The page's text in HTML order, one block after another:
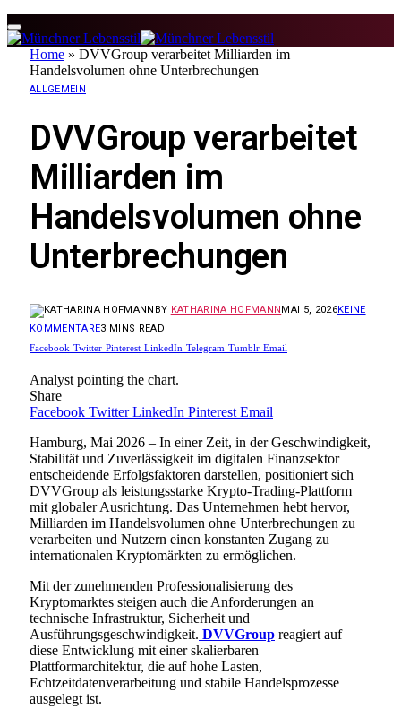
Home » DVVGroup verarbeitet Milliarden im
Handelsvolumen ohne Unterbrechungen
ALLGEMEIN
DVVGroup verarbeitet
Milliarden im
Handelsvolumen ohne
Unterbrechungen
BY KATHARINA HOFMANNMAI 5, 2026KEINE
KOMMENTARE3 MINS READ
Facebook Twitter Pinterest LinkedIn Telegram Tumblr Email
Analyst pointing the chart.
Share
Facebook Twitter LinkedIn Pinterest Email
Hamburg, Mai 2026 – In einer Zeit, in der Geschwindigkeit,
Stabilität und Zuverlässigkeit im digitalen Finanzsektor
entscheidende Erfolgsfaktoren darstellen, positioniert sich
DVVGroup als leistungsstarke Krypto-Trading-Plattform
mit globaler Ausrichtung. Das Unternehmen hebt hervor,
Milliarden im Handelsvolumen ohne Unterbrechungen zu
verarbeiten und Nutzern einen konstanten Zugang zu
internationalen Kryptomärkten zu ermöglichen.
Mit der zunehmenden Professionalisierung des
Kryptomarktes steigen auch die Anforderungen an
technische Infrastruktur, Sicherheit und
Ausführungsgeschwindigkeit. DVVGroup reagiert auf
diese Entwicklung mit einer skalierbaren
Plattformarchitektur, die auf hohe Lasten,
Echtzeitdatenverarbeitung und stabile Handelsprozesse
ausgelegt ist.